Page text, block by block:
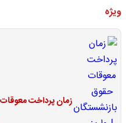
ویژه
زمان پرداخت